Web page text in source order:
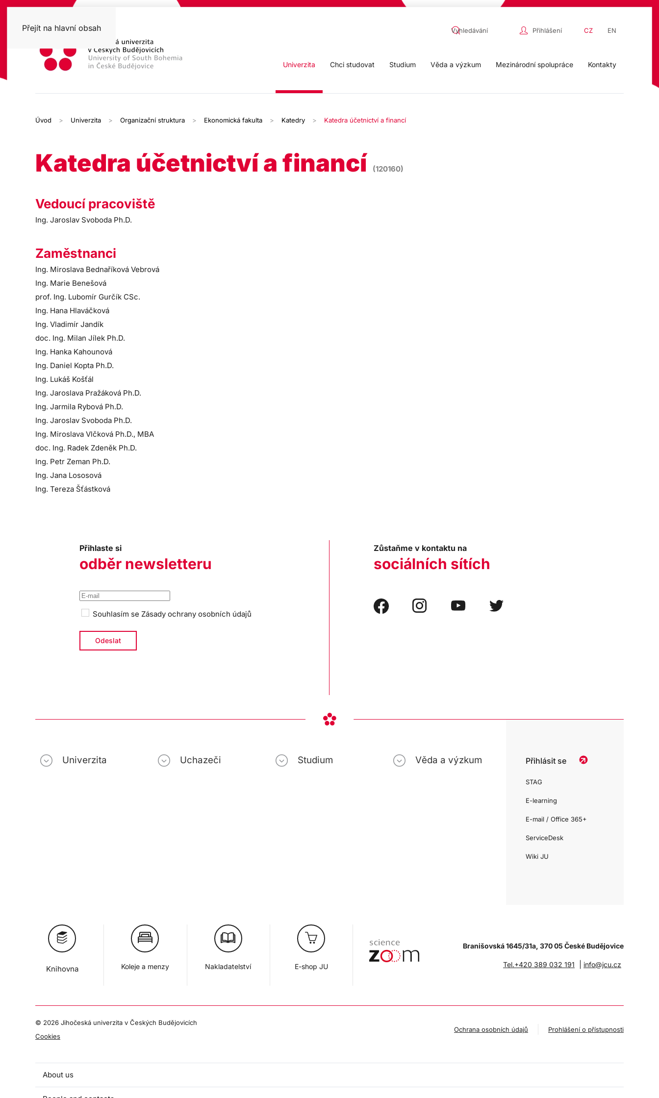
Přejít na hlavní obsah Přihlášení CZ EN
Univerzita Chci studovat Studium Věda a výzkum Mezinárodní spolupráce Kontakty
Úvod Univerzita Organizační struktura Ekonomická fakulta Katedry Katedra účetnictví a financí
Katedra účetnictví a financí (120160)
Vedoucí pracoviště
Ing. Jaroslav Svoboda Ph.D.
Zaměstnanci
Ing. Miroslava Bednaříková Vebrová
Ing. Marie Benešová
prof. Ing. Lubomír Gurčík CSc.
Ing. Hana Hlaváčková
Ing. Vladimír Jandík
doc. Ing. Milan Jílek Ph.D.
Ing. Hanka Kahounová
Ing. Daniel Kopta Ph.D.
Ing. Lukáš Košťál
Ing. Jaroslava Pražáková Ph.D.
Ing. Jarmila Rybová Ph.D.
Ing. Jaroslav Svoboda Ph.D.
Ing. Miroslava Vlčková Ph.D., MBA
doc. Ing. Radek Zdeněk Ph.D.
Ing. Petr Zeman Ph.D.
Ing. Jana Lososová
Ing. Tereza Šťástková
Přihlaste si
odběr newsletteru
Souhlasím se Zásady ochrany osobních údajů
Zůstaňme v kontaktu na
sociálních sítích
Univerzita Uchazeči Studium Věda a výzkum Přihlásit se
STAG
E-learning
E-mail / Office 365+
ServiceDesk
Wiki JU
Knihovna Koleje a menzy Nakladatelství E-shop JU
Branišovská 1645/31a, 370 05 České Budějovice
Tel.+420 389 032 191 info@jcu.cz
© 2026 Jihočeská univerzita v Českých Budějovicích
Cookies
Ochrana osobních údajů Prohlášení o přístupnosti
About us